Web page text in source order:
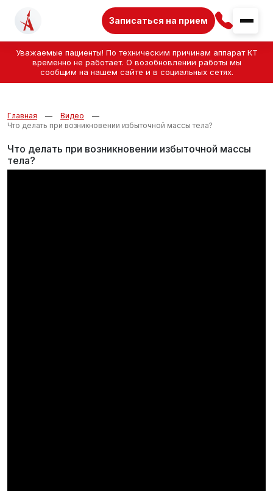
Уважаемые пациенты! По техническим причинам аппарат КТ
временно не работает. О возобновлении работы мы
сообщим на нашем сайте и в социальных сетях.
Записаться на прием
Главная
Видео
Что делать при возникновении избыточной массы тела?
Что делать при возникновении избыточной массы
тела?